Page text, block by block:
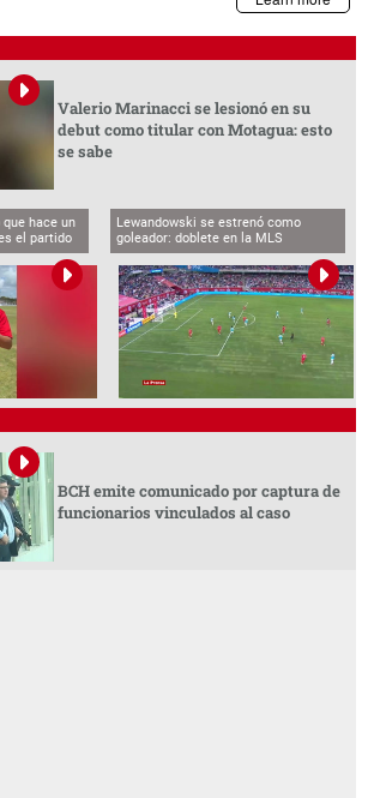
Valerio Marinacci se lesionó en su
debut como titular con Motagua: esto
se sabe
hace un
el partido
Lewandowski se estrenó como
goleador: doblete en la MLS
BCH emite comunicado por captura de
funcionarios vinculados al caso